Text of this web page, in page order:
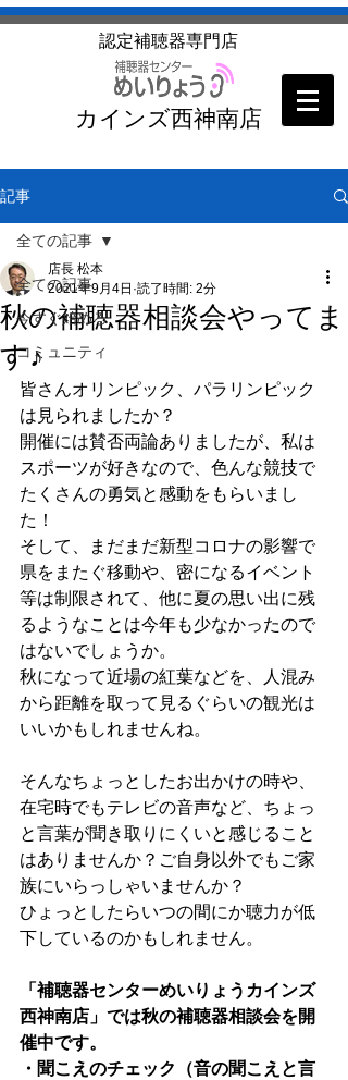
​認定補聴器専門店
カインズ西神南店
記事
全ての記事
今すぐ始める
コミュニティ
全ての記事
秋の補聴器相談会やってま
す♪
店長 松本
2021年9月4日 読了時間: 2分
皆さんオリンピック、パラリンピック
は見られましたか？
開催には賛否両論ありましたが、私は
スポーツが好きなので、色んな競技で
たくさんの勇気と感動をもらいまし
た！
そして、まだまだ新型コロナの影響で
県をまたぐ移動や、密になるイベント
等は制限されて、他に夏の思い出に残
るようなことは今年も少なかったので
はないでしょうか。
秋になって近場の紅葉などを、人混み
から距離を取って見るぐらいの観光は
いいかもしれませんね。
そんなちょっとしたお出かけの時や、
在宅時でもテレビの音声など、ちょっ
と言葉が聞き取りにくいと感じること
はありませんか？ご自身以外でもご家
族にいらっしゃいませんか？
ひょっとしたらいつの間にか聴力が低
下しているのかもしれません。
「補聴器センターめいりょうカインズ
西神南店」では秋の補聴器相談会を開
催中です。
・聞こえのチェック（音の聞こえと言